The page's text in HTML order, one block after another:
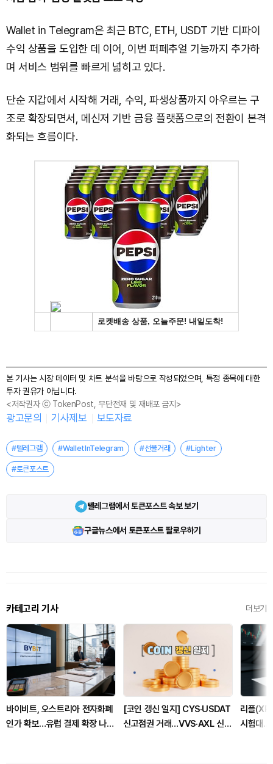
Wallet in Telegram은 최근 BTC, ETH, USDT 기반 디파이
수익 상품을 도입한 데 이어, 이번 퍼페추얼 기능까지 추가하
며 서비스 범위를 빠르게 넓히고 있다.
단순 지갑에서 시작해 거래, 수익, 파생상품까지 아우르는 구
조로 확장되면서, 메신저 기반 금융 플랫폼으로의 전환이 본격
화되는 흐름이다.
본 기사는 시장 데이터 및 차트 분석을 바탕으로 작성되었으며, 특정 종목에 대한
투자 권유가 아닙니다.
<저작권자 ⓒ TokenPost, 무단전재 및 재배포 금지>
광고문의 기사제보 보도자료
#텔레그램 #WalletInTelegram #선물거래 #Lighter
#토큰포스트
텔레그램에서 토큰포스트 속보 보기
구글뉴스에서 토큰포스트 팔로우하기
카테고리 기사 더보기
바이비트, 오스트리아 전자화폐
인가 확보…유럽 결제 확장 나선
[코인 갱신 일지] CYS·USDAT
신고점권 거래…VVS·AXL 신저
리플
시험대…